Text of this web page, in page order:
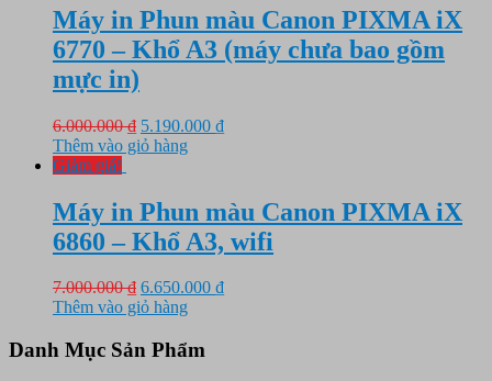
4.550.000 ₫.
Máy in Phun màu Canon PIXMA iX
6770 – Khổ A3 (máy chưa bao gồm
mực in)
6.000.000₫ Giá
gốc
5.190.000 ₫Giá
5.190.000 ₫.
Thêm vào giỏ hàng
Giảm giá!
Máy in Phun màu Canon PIXMA iX
6860 – Khổ A3, wifi
7.000.000₫ Giá
gốc
7.000.000 ₫.
6.650.000 ₫Giá
Thêm vào giỏ hàng
Danh Mục Sản Phẩm